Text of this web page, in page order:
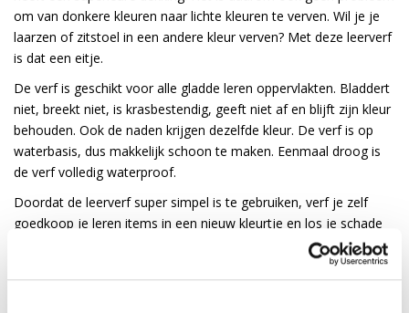
om van donkere kleuren naar lichte kleuren te verven. Wil je je
laarzen of zitstoel in een andere kleur verven? Met deze leerverf
is dat een eitje.
De verf is geschikt voor alle gladde leren oppervlakten. Bladdert
niet, breekt niet, is krasbestendig, geeft niet af en blijft zijn kleur
behouden. Ook de naden krijgen dezelfde kleur. De verf is op
waterbasis, dus makkelijk schoon te maken. Eenmaal droog is
de verf volledig waterproof.
Doordat de leerverf super simpel is te gebruiken, verf je zelf
goedkoop je leren items in een nieuw kleurtje en los je schade
Gebruiksadvies voor Angelus leerverf: